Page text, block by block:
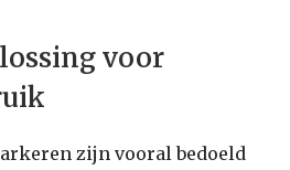
voor
zijn vooral bedoeld